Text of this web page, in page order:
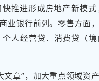
推进形成房地产新模
业银行前列。零售方面
人经营贷、消费贷（
章”，加大重点领域资